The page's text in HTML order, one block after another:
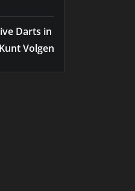
Darts in
Volgen